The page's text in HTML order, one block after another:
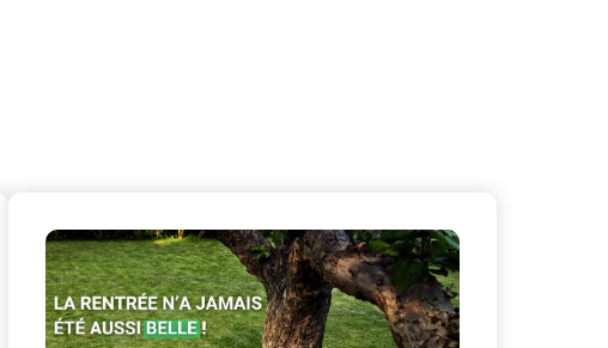
XMasquer le bandeau